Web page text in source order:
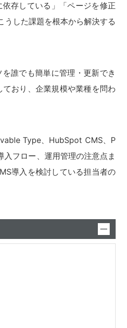
存している」「ページを修正
した課題を根本から解決する
誰でも簡単に管理・更新でき
おり、企業規模や業種を問わ
Type、HubSpot CMS、P
フロー、運用管理の注意点ま
導入を検討している担当者の